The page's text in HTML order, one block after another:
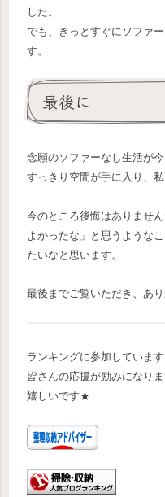
した。
でも、きっとすぐにソファ
す。
最後に
念願のソファーなし生活が
すっきり空間が手に入り、
今のところ後悔はありませ
よかったな」と思うような
たいなと思います。
最後までご覧いただき、あり
ランキングに参加してい
皆さんの応援が励みになり
嬉しいです★